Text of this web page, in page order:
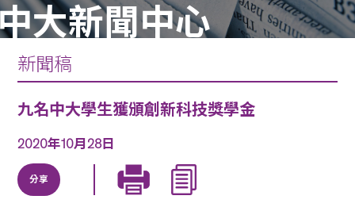
大新聞中心
新聞稿
九名中大學生獲頒創新科技獎學金
2020年10月28日
分享